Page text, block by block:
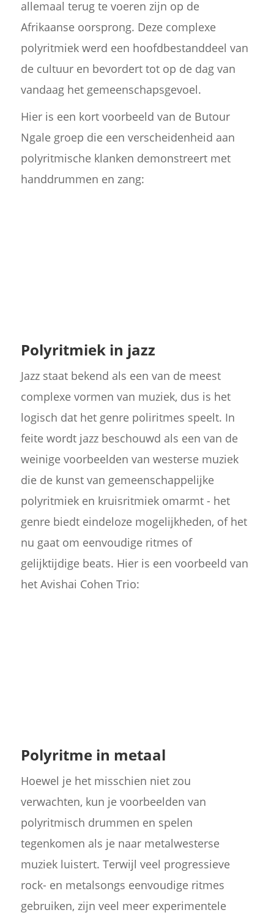
allemaal terug te voeren zijn op de
Afrikaanse oorsprong. Deze complexe
polyritmiek werd een hoofdbestanddeel van
de cultuur en bevordert tot op de dag van
vandaag het gemeenschapsgevoel.
Hier is een kort voorbeeld van de Butour
Ngale groep die een verscheidenheid aan
polyritmische klanken demonstreert met
handdrummen en zang:
Polyritmiek in jazz
Jazz staat bekend als een van de meest
complexe vormen van muziek, dus is het
logisch dat het genre poliritmes speelt. In
feite wordt jazz beschouwd als een van de
weinige voorbeelden van westerse muziek
die de kunst van gemeenschappelijke
polyritmiek en kruisritmiek omarmt - het
genre biedt eindeloze mogelijkheden, of het
nu gaat om eenvoudige ritmes of
gelijktijdige beats. Hier is een voorbeeld van
het Avishai Cohen Trio:
Polyritme in metaal
Hoewel je het misschien niet zou
verwachten, kun je voorbeelden van
polyritmisch drummen en spelen
tegenkomen als je naar metalwesterse
muziek luistert. Terwijl veel progressieve
rock- en metalsongs eenvoudige ritmes
gebruiken, zijn veel meer experimentele